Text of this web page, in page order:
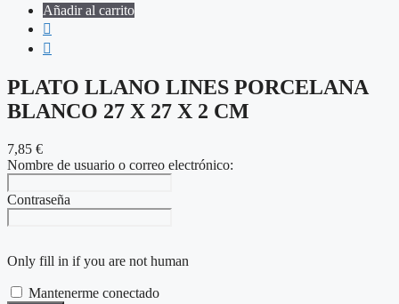
Añadir al carrito
PLATO LLANO LINES PORCELANA
BLANCO 27 X 27 X 2 CM
7,85 €
Nombre de usuario o correo electrónico:
Contraseña
Only fill in if you are not human
Mantenerme conectado